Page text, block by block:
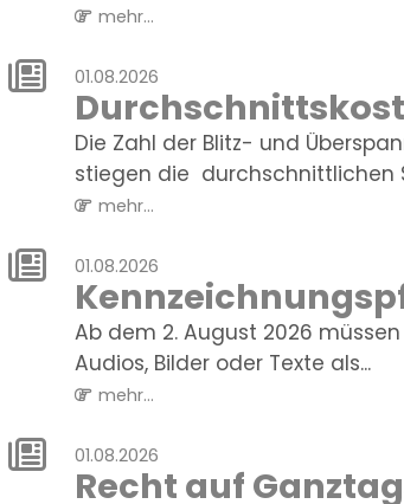
mehr...
01.08.2026
Die Zahl der Blitz- und
stiegen die durchschnittlichen
mehr...
01.08.2026
Ab dem 2. August 2026
Audios, Bilder oder Texte als...
mehr...
01.08.2026
Recht auf
News
07.08.2026